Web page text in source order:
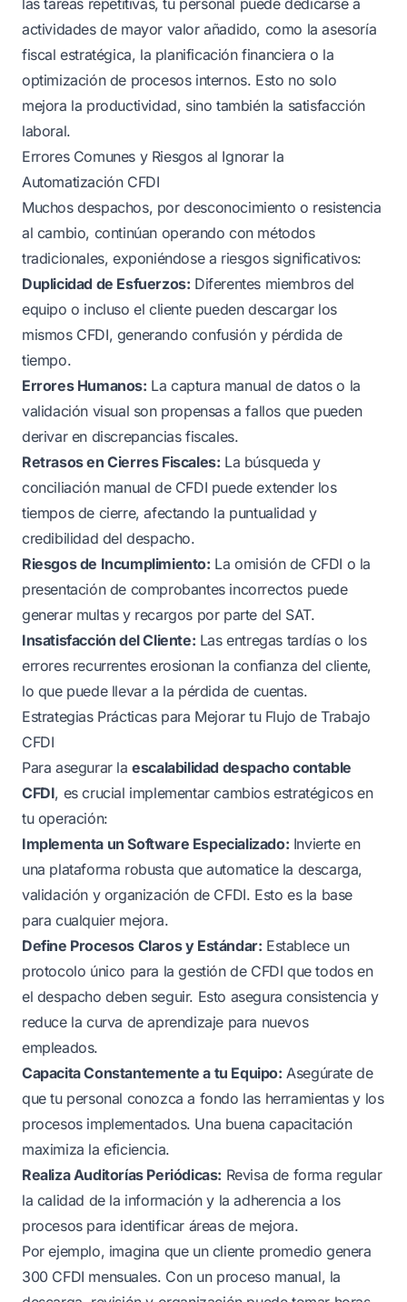
actividades de mayor valor añadido, como la asesoría
fiscal estratégica, la planificación financiera o la
optimización de procesos internos. Esto no solo
mejora la productividad, sino también la satisfacción
laboral.
Errores Comunes y Riesgos al Ignorar la
Automatización CFDI
Muchos despachos, por desconocimiento o resistencia
al cambio, continúan operando con métodos
tradicionales, exponiéndose a riesgos significativos:
Duplicidad de Esfuerzos: Diferentes miembros del
equipo o incluso el cliente pueden descargar los
mismos CFDI, generando confusión y pérdida de
tiempo.
Errores Humanos: La captura manual de datos o la
validación visual son propensas a fallos que pueden
derivar en discrepancias fiscales.
Retrasos en Cierres Fiscales: La búsqueda y
conciliación manual de CFDI puede extender los
tiempos de cierre, afectando la puntualidad y
credibilidad del despacho.
Riesgos de Incumplimiento: La omisión de CFDI o la
presentación de comprobantes incorrectos puede
generar multas y recargos por parte del SAT.
Insatisfacción del Cliente: Las entregas tardías o los
errores recurrentes erosionan la confianza del cliente,
lo que puede llevar a la pérdida de cuentas.
Estrategias Prácticas para Mejorar tu Flujo de Trabajo
CFDI
Para asegurar laescalabilidad despacho contable
CFDI, es crucial implementar cambios estratégicos en
tu operación:
Implementa un Software Especializado: Invierte en
una plataforma robusta que automatice la descarga,
validación y organización de CFDI. Esto es la base
para cualquier mejora.
Define Procesos Claros y Estándar: Establece un
protocolo único para la gestión de CFDI que todos en
el despacho deben seguir. Esto asegura consistencia y
reduce la curva de aprendizaje para nuevos
empleados.
Capacita Constantemente a tu Equipo: Asegúrate de
que tu personal conozca a fondo las herramientas y los
procesos implementados. Una buena capacitación
maximiza la eficiencia.
Realiza Auditorías Periódicas: Revisa de forma regular
la calidad de la información y la adherencia a los
procesos para identificar áreas de mejora.
Por ejemplo, imagina que un cliente promedio genera
300 CFDI mensuales. Con un proceso manual, la